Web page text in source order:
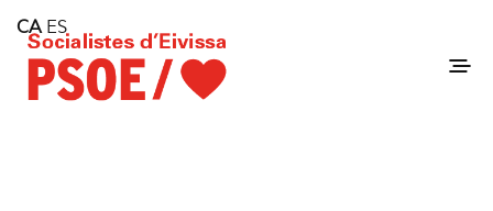
Consell Insular d'Eivissa
Services
Contact
CA ES